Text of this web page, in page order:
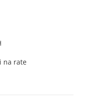
na rate